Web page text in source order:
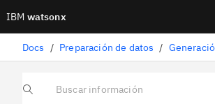
IBM watsonx
Docs / Preparación de datos /
Buscar información